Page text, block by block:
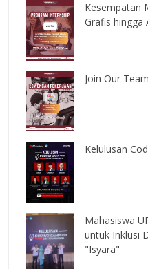
Kesempatan
Grafis hingga
Join Our
Kelulusan
Mahasiswa
untuk Inklusi
"Isyara"